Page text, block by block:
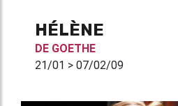
HÉLÈNE
DE GOETHE
21/01 > 07/02/09